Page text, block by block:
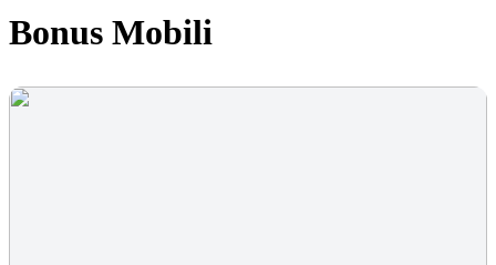
Bonus Mobili